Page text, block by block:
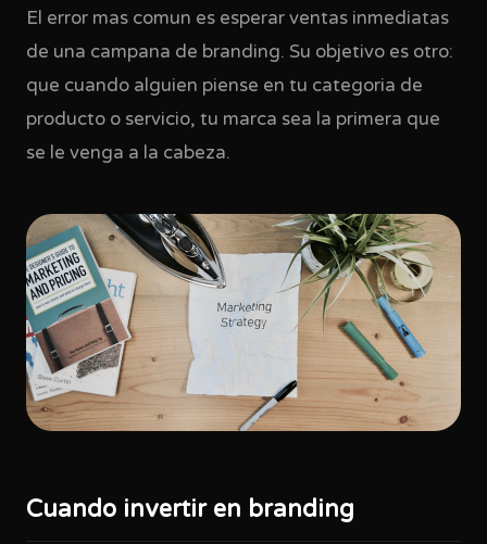
El error mas comun es esperar ventas inmediatas
de una campana de branding. Su objetivo es otro:
que cuando alguien piense en tu categoria de
producto o servicio, tu marca sea la primera que
se le venga a la cabeza.
Cuando invertir en branding